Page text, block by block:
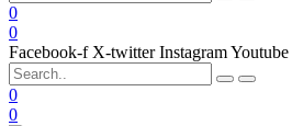
0
0
Facebook-f X-twitter InstagramYoutube
0
0